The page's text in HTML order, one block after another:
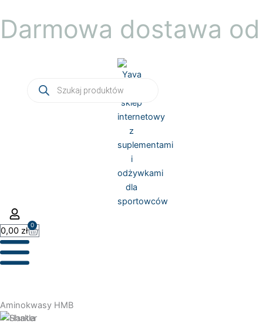
do
treści
Darmowa dostawa od
produktów
0,00 zł
0
Wózek
Aminokwasy HMB